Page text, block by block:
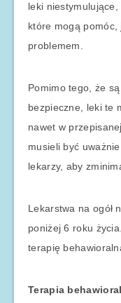
leki
które mogą
problemem.
Pomimo tego, że
bezpieczne, leki te
nawet w
musieli być
lekarzy, aby
Lekarstwa na ogół
poniżej 6 roku
terapię
Terapia